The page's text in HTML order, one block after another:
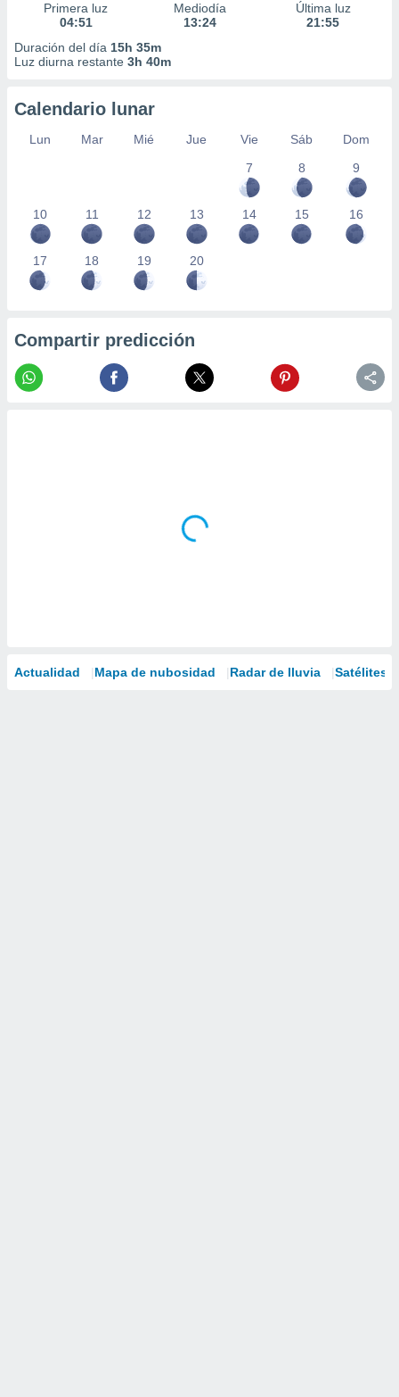
Primera luz
04:51
Mediodía
13:24
Última luz
21:55
Duración del día 15h 35m
Luz diurna restante 3h 40m
Calendario lunar
Lun Mar Mié Jue Vie Sáb
Dom
7
8 9
10 11 12 13 14 15 16
17 18 19 20
Compartir predicción
Actualidad Mapa de nubosidad Radar de lluvia Satélites